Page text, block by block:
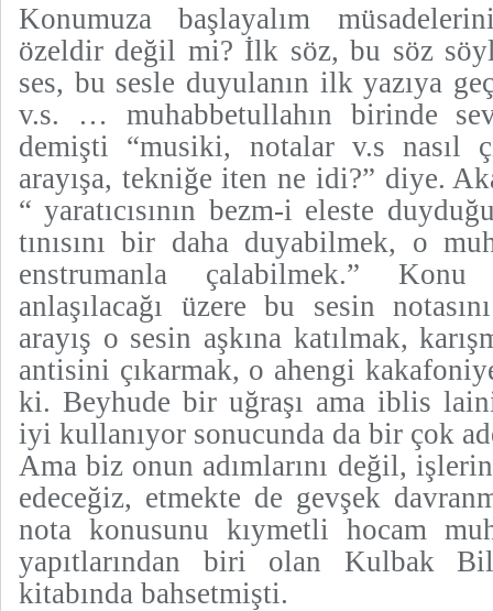
Konumuza başlayalım
özeldir değil mi? İlk söz, bu söz
ses, bu sesle duyulanın ilk yazıya
v.s. … muhabbetullahın birinde
demişti “musiki, notalar v.s nasıl
arayışa, tekniğe iten ne idi?” diye.
“ yaratıcısının bezm-i eleste
tınısını bir daha duyabilmek, o
enstrumanla çalabilmek.” Konu
anlaşılacağı üzere bu sesin
arayış o sesin aşkına katılmak,
antisini çıkarmak, o ahengi
ki. Beyhude bir uğraşı ama iblis
iyi kullanıyor sonucunda da bir çok
Ama biz onun adımlarını değil,
edeceğiz, etmekte de gevşek
nota konusunu kıymetli hocam
yapıtlarından biri olan Kulbak
kitabında bahsetmişti.